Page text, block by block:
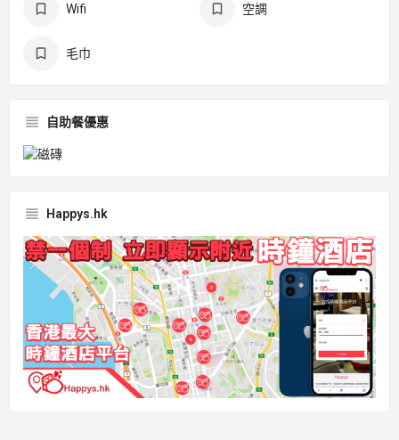
Wifi 空調
毛巾
自助餐優惠
Happys.hk